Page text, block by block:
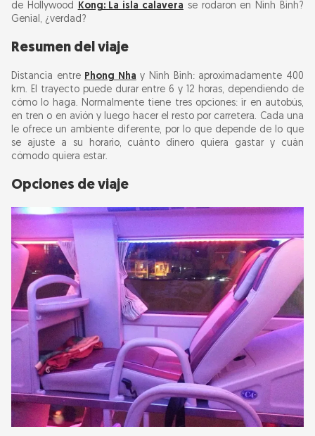
Lo más destacado del trayecto
Complejo paisajístico de Trang An
Experiencias locales
Consejos sobre alojamiento
Consejos de viaje
de Hollywood Kong: La isla calavera se rodaron en Ninh Binh?
Genial, ¿verdad?
Resumen del viaje
Distancia entre Phong Nha y Ninh Binh: aproximadamente 400
km. El trayecto puede durar entre 6 y 12 horas, dependiendo de
cómo lo haga. Normalmente tiene tres opciones: ir en autobús,
en tren o en avión y luego hacer el resto por carretera. Cada una
le ofrece un ambiente diferente, por lo que depende de lo que
se ajuste a su horario, cuánto dinero quiera gastar y cuán
cómodo quiera estar.
Opciones de viaje